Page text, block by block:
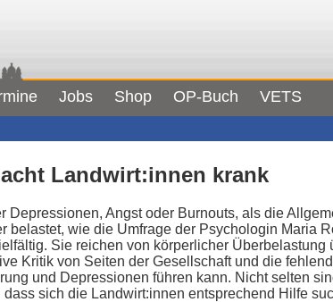
Jobs Shop OP-Buch VETS
Landwirt:innen krank
Depressionen, Angst oder Burnouts, als die
belastet, wie die Umfrage der Psychologin Maria
Sie reichen von körperlicher
Kritik von Seiten der Gesellschaft und die
und Depressionen führen kann. Nicht selten
sich die Landwirt:innen entsprechend Hilfe